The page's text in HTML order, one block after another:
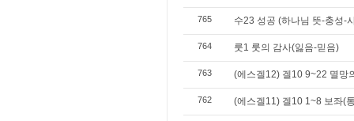
765 수23 성공 (하나님 뜻-충성-
764 룻1 룻의 감사(잃음-믿음)
763 (에스겔12) 겔10 9~22 멸망
762 (에스겔11) 겔10 1~8 보좌(